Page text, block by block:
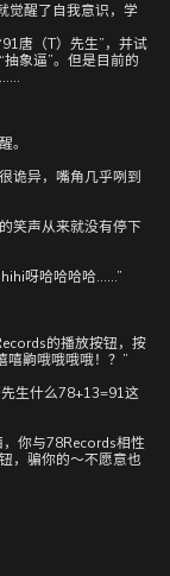
觉醒了自我意识，学
唐（T）先生”，并试
象逼”。但是目前的
……
。
诡异，嘴角几乎咧到
笑声从来就没有停下
呀哈哈哈哈……”
的播放按钮，按
齁哦哦哦哦！？”
生什么78+13=91这
你与78Records相性
，骗你的～不愿意也